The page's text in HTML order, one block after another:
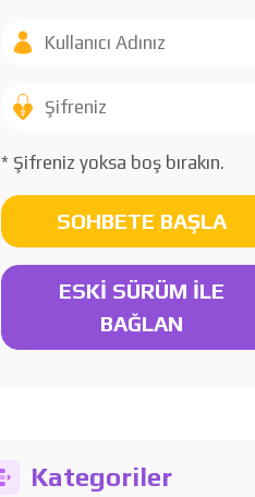
* Şifreniz yoksa boş bırakın.
SOHBETE BAŞLA
ESKİ SÜRÜM İLE
BAĞLAN
Kategoriler